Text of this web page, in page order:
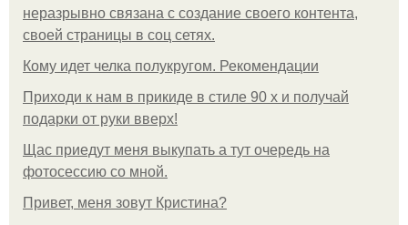
неразрывно связана с создание своего контента,
своей страницы в соц сетях.
Кому идет челка полукругом. Рекомендации
Приходи к нам в прикиде в стиле 90 х и получай
подарки от руки вверх!
Щас приедут меня выкупать а тут очередь на
фотосессию со мной.
Привет, меня зовут Кристина?